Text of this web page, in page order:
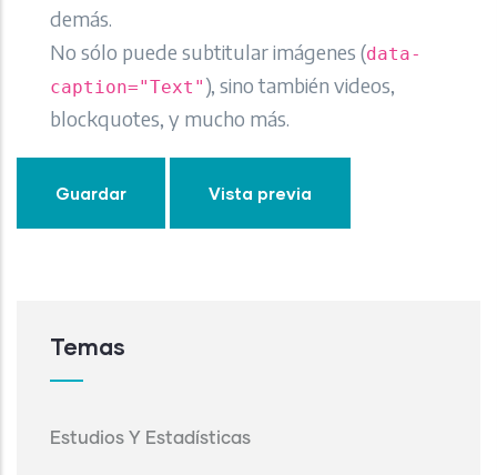
demás.
No sólo puede subtitular imágenes (data-
caption="Text" ), sino también videos,
blockquotes, y mucho más.
Temas
Estudios Y Estadísticas